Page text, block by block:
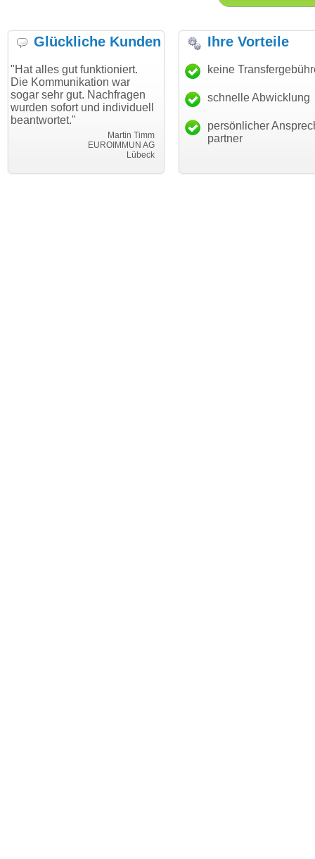
Glückliche Kunden
funktioniert.
war
gut. Nachfragen
und individuell
EUROIMMUN AG
"Danke für den schnellen
Transfer und guten Service!"
Thomas Schäfer
i can eckert communication GmbH
"Ich bin
haben.
mein
Ihre Vorteile
keine
schnelle Abwicklung
persönlicher
partner